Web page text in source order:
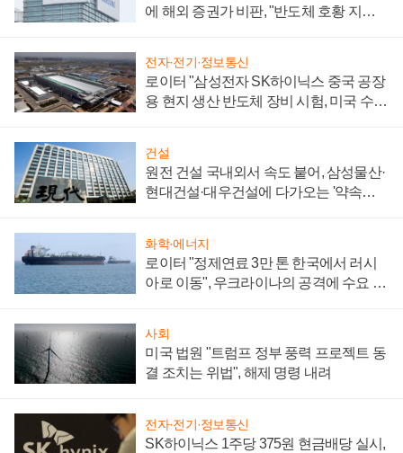
에 해외 증권가 비판, "반도체 호황 지속
전자·전기·정보통신
로이터 "삼성전자 SK하이닉스 중국 공장
용 현지 생산 반도체 장비 시험, 미국 수출
건설
원전 건설 국내외서 속도 붙어, 삼성물산·
현대건설·대우건설에 다가오는 '약속의
화학·에너지
로이터 "정제연료 3만 톤 한국에서 러시
아로 이동", 우크라이나의 공격에 수요 늘
사회
미국 법원 "트럼프 정부 풍력 프로젝트 동
결 조치는 위법", 해제 명령 내려
전자·전기·정보통신
SK하이닉스 1주당 375원 현금배당 실시,